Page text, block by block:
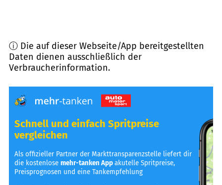
ⓘ Die auf dieser Webseite/App bereitgestellten
Daten dienen ausschließlich der
Verbraucherinformation.
Schnell und einfach Spritpreise
vergleichen
Als offizieller Partner der Markttransparenzstelle liefert dir
die kostenlosemehr-tanken Appakutelle Spritpreise,
Preisprognosen und eine Tankempfehlung